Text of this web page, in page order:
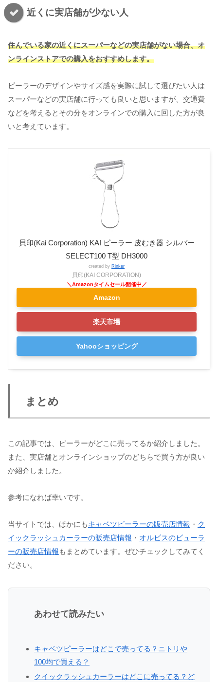
近くに実店舗が少ない人
住んでいる家の近くにスーパーなどの実店舗がない場合、オ
ンラインストアでの購入をおすすめします。
ピーラーのデザインやサイズ感を実際に試して選びたい人は
スーパーなどの実店舗に行っても良いと思いますが、交通費
などを考えるとその分をオンラインでの購入に回した方が良
いと考えています。
貝印(Kai Corporation) KAI ピーラー 皮むき器 シルバー
SELECT100 T型 DH3000
created by Rinker
貝印(KAI CORPORATION)
Amazon
楽天市場
Yahooショッピング
まとめ
この記事では、ピーラーがどこに売ってるか紹介しました。
また、実店舗とオンラインショップのどちらで買う方が良い
か紹介しました。
参考になれば幸いです。
当サイトでは、ほかにもキャベツピーラーの販売店情報 ・ ク
イックラッシュカーラーの販売店情報 ・ オルビスのビューラ
ーの販売店情報 もまとめています。ぜひチェックしてみてく
ださい。
あわせて読みたい
キャベツピーラーはどこで売ってる？ニトリや
100均で買える？
クイックラッシュカーラーはどこに売ってる？ど